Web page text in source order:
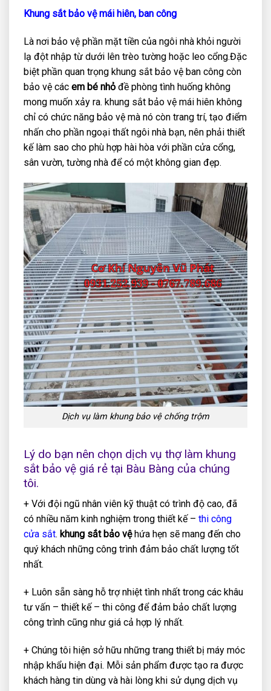
Khung sắt bảo vệ mái hiên, ban công
Là nơi bảo vệ phần mặt tiền của ngôi nhà khỏi người
lạ đột nhập từ dưới lên trèo tường hoặc leo cổng.Đặc
biệt phần quan trọng khung sắt bảo vệ ban công còn
bảo vệ các em bé nhỏ đề phòng tình huống không
mong muốn xảy ra. khung sắt bảo vệ mái hiên không
chỉ có chức năng bảo vệ mà nó còn trang trí, tạo điểm
nhấn cho phần ngoại thất ngôi nhà bạn, nên phải thiết
kế làm sao cho phù hợp hài hòa với phần cửa cổng,
sân vườn, tường nhà để có một không gian đẹp.
Dịch vụ làm khung bảo vệ chống trộm
Lý do bạn nên chọn dịch vụ thợ làm khung
sắt bảo vệ giá rẻ tại Bàu Bàng của chúng
tôi.
+ Với đội ngũ nhân viên kỹ thuật có trình độ cao, đã
có nhiều năm kinh nghiệm trong thiết kế – thi công
cửa sắt. khung sắt bảo vệhứa hẹn sẽ mang đến cho
quý khách những công trình đảm bảo chất lượng tốt
nhất.
+ Luôn sẵn sàng hỗ trợ nhiệt tình nhất trong các khâu
tư vấn – thiết kế – thi công để đảm bảo chất lượng
công trình cũng như giá cả hợp lý nhất.
+ Chúng tôi hiện sở hữu những trang thiết bị máy móc
nhập khẩu hiện đại. Mỗi sản phẩm được tạo ra được
khách hàng tin dùng và hài lòng khi sử dụng dịch vụ